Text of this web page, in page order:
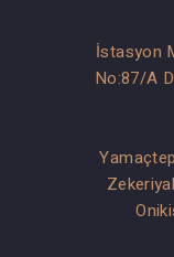
İstasyon
No:87/A